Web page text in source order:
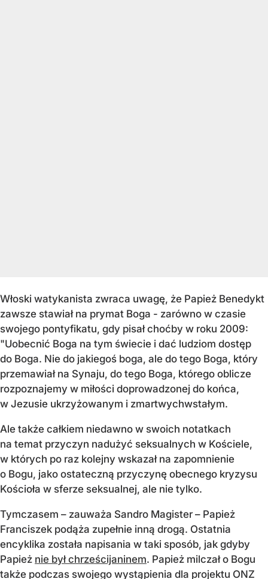
Włoski watykanista zwraca uwagę, że Papież Benedykt
zawsze stawiał na prymat Boga - zarówno w czasie
swojego pontyfikatu, gdy pisał choćby w roku 2009:
"Uobecnić Boga na tym świecie i dać ludziom dostęp
do Boga. Nie do jakiegoś boga, ale do tego Boga, który
przemawiał na Synaju, do tego Boga, którego oblicze
rozpoznajemy w miłości doprowadzonej do końca,
w Jezusie ukrzyżowanym i zmartwychwstałym.
Ale także całkiem niedawno w swoich notatkach
na temat przyczyn nadużyć seksualnych w Kościele,
w których po raz kolejny wskazał na zapomnienie
o Bogu, jako ostateczną przyczynę obecnego kryzysu
Kościoła w sferze seksualnej, ale nie tylko.
Tymczasem – zauważa Sandro Magister – Papież
Franciszek podąża zupełnie inną drogą. Ostatnia
encyklika została napisania w taki sposób, jak gdyby
Papież nie był chrześcijaninem. Papież milczał o Bogu
także podczas swojego wystąpienia dla projektu ONZ